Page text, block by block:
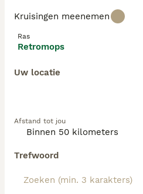
Kruisingen meenemen
Ras
Retromops
Uw locatie
Afstand tot jou
Trefwoord